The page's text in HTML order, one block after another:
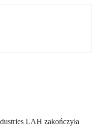
LAH zakończyła